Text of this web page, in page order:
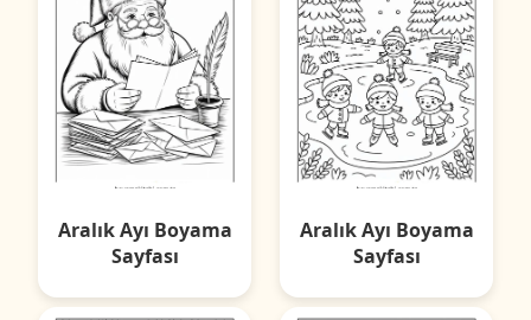
Aralık Ayı Boyama
Sayfası
Aralık Ayı Boyama
Sayfası